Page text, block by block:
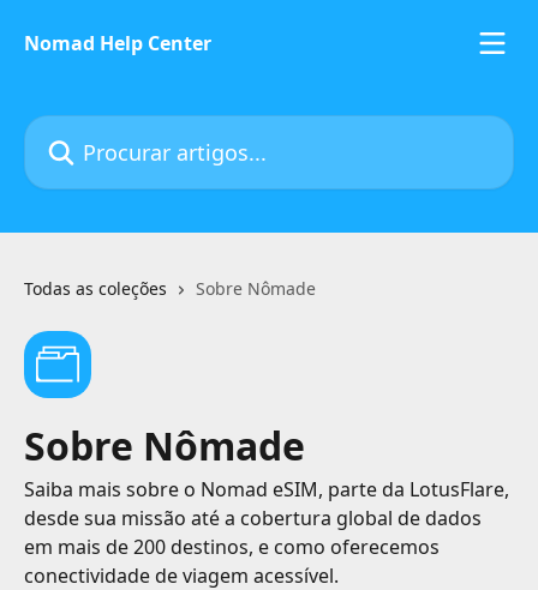
Nomad Help Center
Procurar artigos...
Todas as coleções Sobre Nômade
Sobre Nômade
Saiba mais sobre o Nomad eSIM, parte da LotusFlare,
desde sua missão até a cobertura global de dados
em mais de 200 destinos, e como oferecemos
conectividade de viagem acessível.